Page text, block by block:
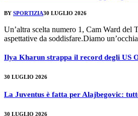
BY SPORTIZIA30 LUGLIO 2026
Un’altra scelta numero 1, Cam Ward del
aspettative da soddisfare.Diamo
Ilya Kharun strappa il record degli US
30 LUGLIO 2026
La Juventus è fatta per Alajbegovic:
30 LUGLIO 2026